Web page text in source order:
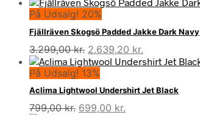
På Udsalg! 20%
Fjällräven Skogsö Padded Jakke Dark Navy
3.299,00kr. Den
oprindelige
pris
var:
3.299,00 kr..
2.639,20 kr.
aktuelle
er:
2.639,20 kr..
På Udsalg! 13%
Aclima Lightwool Undershirt Jet Black
799,00kr. Den
699,00 kr.